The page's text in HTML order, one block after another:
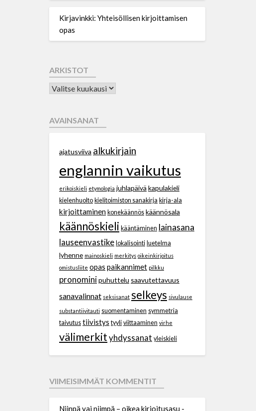
Kirjavinkki: Yhteisöllisen kirjoittamisen
opas
ARKISTOT
AVAINSANAT
ajatusviiva alkukirjain
englannin vaikutus
erikoiskieli etymologia juhlapäivä kapulakieli
kielenhuolto kielitoimiston sanakirja kirja-ala
kirjoittaminen konekäännös käännösala
käännöskieli kääntäminen lainasana
lauseenvastike lokalisointi luetelma
lyhenne mainoskieli merkitys oikeinkirjoitus
omistusliite opas paikannimet pilkku
pronominipuhuttelu saavutettavuus
sanavalinnat seksisanat selkeys sivulause
substantiivitauti suomentaminen symmetria
taivutus tiivistys tyyli viittaaminen virhe
välimerkityhdyssanat yleiskieli
VIIMEISIMMÄT KOMMENTIT
Niinpä vai niimpä – oikea kirjoitusasu -